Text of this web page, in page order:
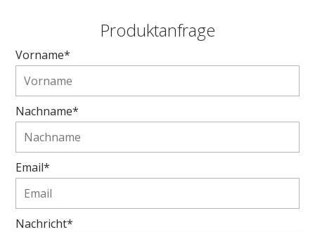
Produktanfrage
Vorname*
Nachname*
Email*
Nachricht*